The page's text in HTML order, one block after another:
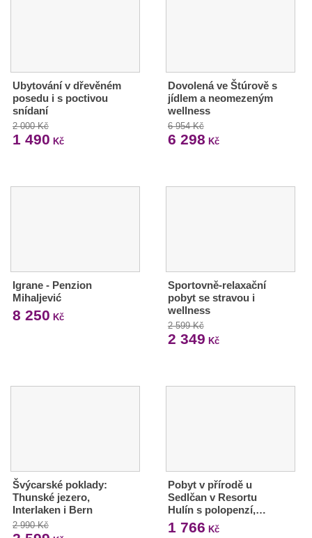
Ubytování v dřevěném
posedu i s poctivou
snídaní
2 000 Kč
1 490 Kč
Dovolená ve Štúrově s
jídlem a neomezeným
wellness
6 954 Kč
6 298 Kč
Igrane - Penzion
Mihaljević
8 250 Kč
Sportovně-relaxační
pobyt se stravou i
wellness
2 599 Kč
2 349 Kč
Švýcarské poklady:
Thunské jezero,
Interlaken i Bern
2 990 Kč
Pobyt v přírodě u
Sedlčan v Resortu
Hulín s polopenzí,…
1 766 Kč